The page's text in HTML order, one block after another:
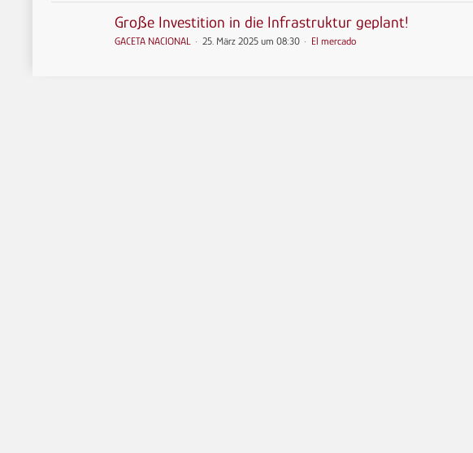
Große Investition in die Infrastruktur geplant!
GACETA NACIONAL 25. März 2025 um 08:30 El mercado